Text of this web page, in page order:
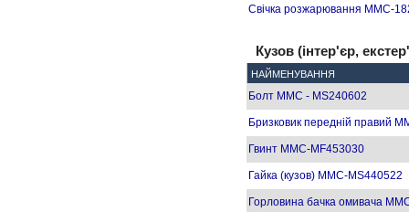
Свічка розжарювання MMC-
Кузов (інтер'єр,
НАЙМЕНУВАННЯ
Болт MMC - MS240602
Бризковик передній правий
Гвинт MMC-MF453030
Гайка (кузов) MMC-MS440522
Горловина бачка омивача